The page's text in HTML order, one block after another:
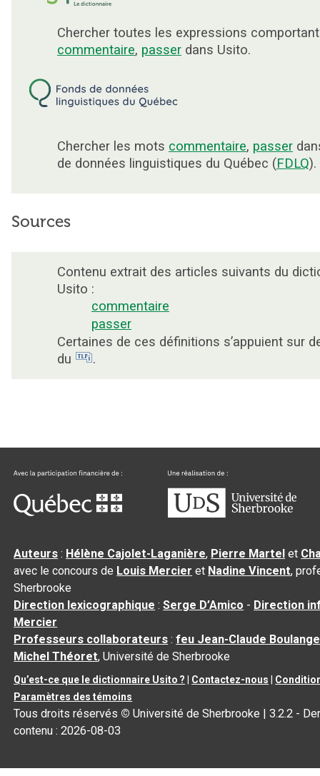
Chercher toutes les expressions
commentaire, passer dans Usito.
Chercher les mots commentaire, passer
de données linguistiques du Québec (FDLQ).
Sources
Contenu extrait des articles suivants du
Usito :
commentaire
passer
Certaines de ces définitions s’appuient sur
du
.
Auteurs : Hélène Cajolet-Laganière, Pierre Martel et
avec le concours de Louis Mercier et Nadine Vincent,
Sherbrooke
Direction lexicographique :Serge D’Amico - Direction
Mercier
Professeurs collaborateurs :feu Jean-Claude
Michel Théoret, Université de Sherbrooke
Qu’est-ce que le dictionnaire Usito ? Contactez-nous
Paramètres des témoins
Tous droits réservés © Université de Sherbrooke |3.2.2 -
contenu :2026-08-03